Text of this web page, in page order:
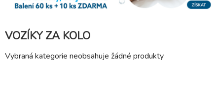
VOZÍKY ZA KOLO
Vybraná kategorie neobsahuje žádné produkty